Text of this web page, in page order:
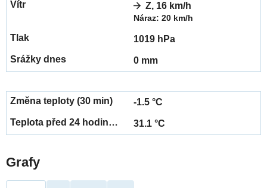
Z, 16 km/h
Náraz: 20 km/h
1019 hPa
0 mm
-1.5 °C
31.1 °C
Grafy